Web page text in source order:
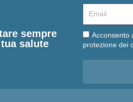
sempre
salute
Email
Email
Acconsento
protezione dei